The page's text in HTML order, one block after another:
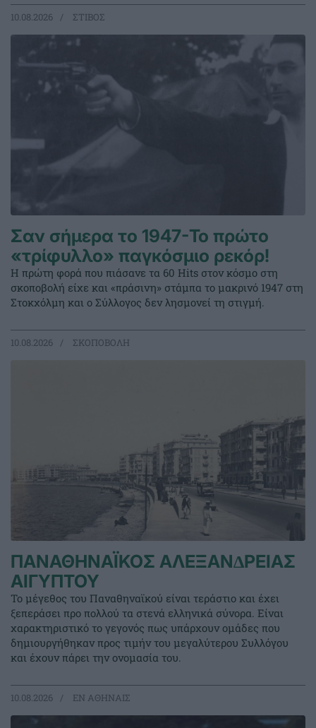
10.08.2026 ΣΤΙΒΟΣ
Σαν σήμερα το 1947-Το πρώτο
«τρίφυλλο» παγκόσμιο ρεκόρ!
Η πρώτη φορά που πιάσανε τα 60 Hits στον κόσμο στη
σκοποβολή είχε και «πράσινη» στάμπα το μακρινό 1947 στη
Στοκχόλμη και ο Σύλλογος δεν λησμονεί τη στιγμή.
10.08.2026 ΣΚΟΠΟΒΟΛΗ
ΠΑΝΑΘΗΝΑΪΚΟΣ ΑΛΕΞΑΝ∆ΡΕΙΑΣ
ΑΙΓΥΠΤΟΥ
Το μέγεθος του Παναθηναϊκού είναι τεράστιο και έχει
ξεπεράσει προ πολλού τα στενά ελληνικά σύνορα. Είναι
χαρακτηριστικό το γεγονός πως υπάρχουν ομάδες που
δημιουργήθηκαν προς τιμήν του μεγαλύτερου Συλλόγου
και έχουν πάρει την ονομασία του.
10.08.2026 EΝ ΑΘΗΝΑΙΣ